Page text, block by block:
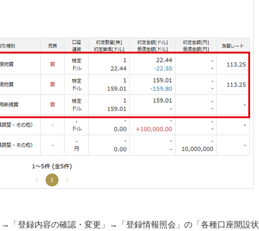
「登録内容の確認・変更」→「登録情報照会」の「各種口座開設状